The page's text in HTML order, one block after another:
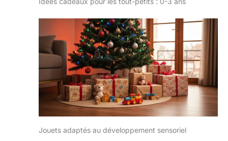
Jouets adaptés au développement sensoriel